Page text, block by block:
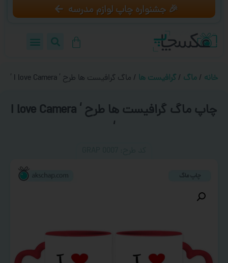
🎉 جشنواره چاپ لوازم مدرسه
خانه / ماگ / گرافیست ها / ماگ گرافیست ها طرح ‘ I love Camera ‘
چاپ ماگ گرافیست ها طرح ‘ I love Camera
‘